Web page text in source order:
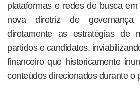
plataformas e redes de busca
nova diretriz de governança
diretamente as estratégias de
partidos e candidatos,
financeiro que historicamente
conteúdos direcionados durante o